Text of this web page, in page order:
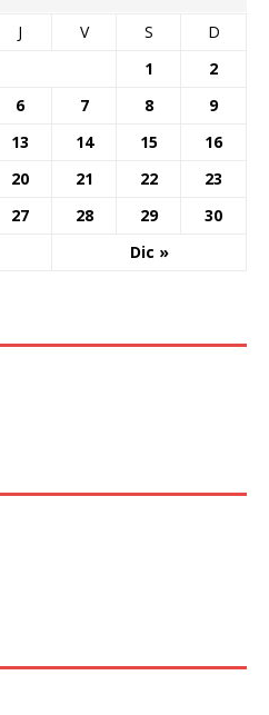
J V S D
Dic »
1
2
6 7 8
9
13 14 15
16
20 21 22
23
27 28 29 30